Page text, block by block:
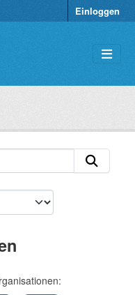
Einloggen